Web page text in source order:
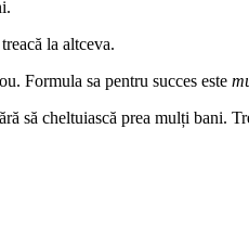
la altceva.
Formula sa pentru succes este
cheltuiască prea mulți bani.